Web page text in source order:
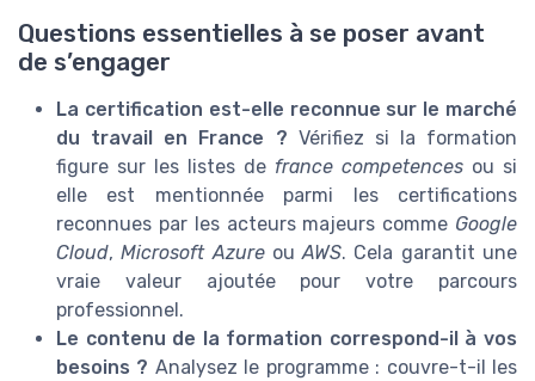
Questions essentielles à se poser avant
de s’engager
La certification est-elle reconnue sur le marché
du travail en France ? Vérifiez si la formation
figure sur les listes de france competences ou si
elle est mentionnée parmi les certifications
reconnues par les acteurs majeurs comme Google
Cloud,Microsoft AzureouAWS. Cela garantit une
vraie valeur ajoutée pour votre parcours
professionnel.
Le contenu de la formation correspond-il à vos
besoins ? Analysez le programme : couvre-t-il les